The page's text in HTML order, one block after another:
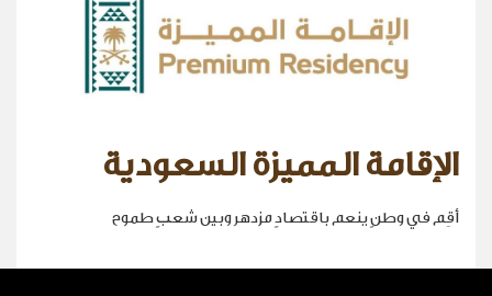
الإقامة المميزة السعودية
أقِم في وطنٍ ينعم باقتصادٍ مزدهر وبين شعبٍ طموح